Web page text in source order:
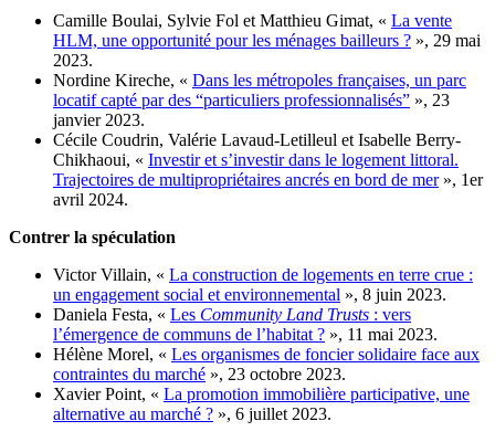
Camille Boulai, Sylvie Fol et Matthieu Gimat, « La vente
HLM, une opportunité pour les ménages bailleurs ? », 29 mai
2023.
Nordine Kireche, « Dans les métropoles françaises, un parc
locatif capté par des “particuliers professionnalisés” », 23
janvier 2023.
Cécile Coudrin, Valérie Lavaud-Letilleul et Isabelle Berry-
Chikhaoui, « Investir et s’investir dans le logement littoral.
Trajectoires de multipropriétaires ancrés en bord de mer», 1er
avril 2024.
Contrer la spéculation
Victor Villain, « La construction de logements en terre crue :
un engagement social et environnemental », 8 juin 2023.
Daniela Festa, « Les Community Land Trusts : vers
l’émergence de communs de l’habitat ? », 11 mai 2023.
Hélène Morel, « Les organismes de foncier solidaire face aux
contraintes du marché », 23 octobre 2023.
Xavier Point, « La promotion immobilière participative, une
alternative au marché ? », 6 juillet 2023.